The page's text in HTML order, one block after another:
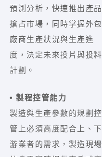
預測分析，快速推出產品
搶占市場，同時掌握外包
廠商生產狀況與生產進
度，決定未來投片與投料
計劃。
• 製程控管能力
製造與生產參數的規劃控
管上必須高度配合上、下
游業者的需求，製造現場